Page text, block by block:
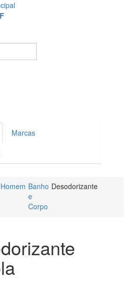
Marcas
Homem Banho
e
Corpo
Desodorizante